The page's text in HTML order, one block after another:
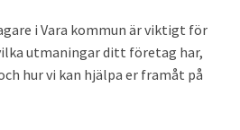
i Vara kommun är viktigt för
utmaningar ditt företag har,
hur vi kan hjälpa er framåt på